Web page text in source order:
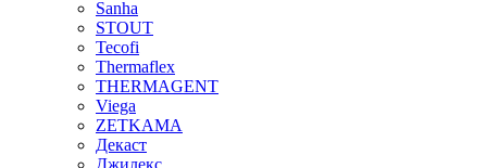
Sanha
STOUT
Tecofi
Thermaflex
THERMAGENT
Viega
ZETKAMA
Декаст
Джилекс